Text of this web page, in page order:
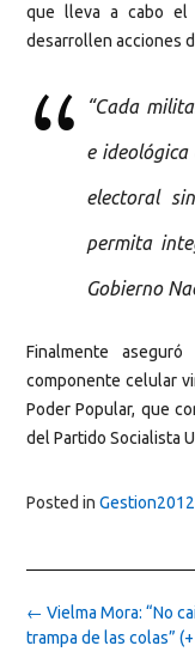
que lleva a cabo el
desarrollen acciones
“Cada
e
electoral
permita
Gobierno
Finalmente
componente celular
Poder Popular, que
del Partido Socialista
Posted in
Post
navigation
← Vielma Mora: “No
trampa de las colas”